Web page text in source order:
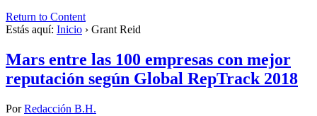
Return to Content
Estás aquí: Inicio › Grant Reid
Mars entre las 100 empresas con mejor
reputación según Global RepTrack 2018
PorRedacción B.H.